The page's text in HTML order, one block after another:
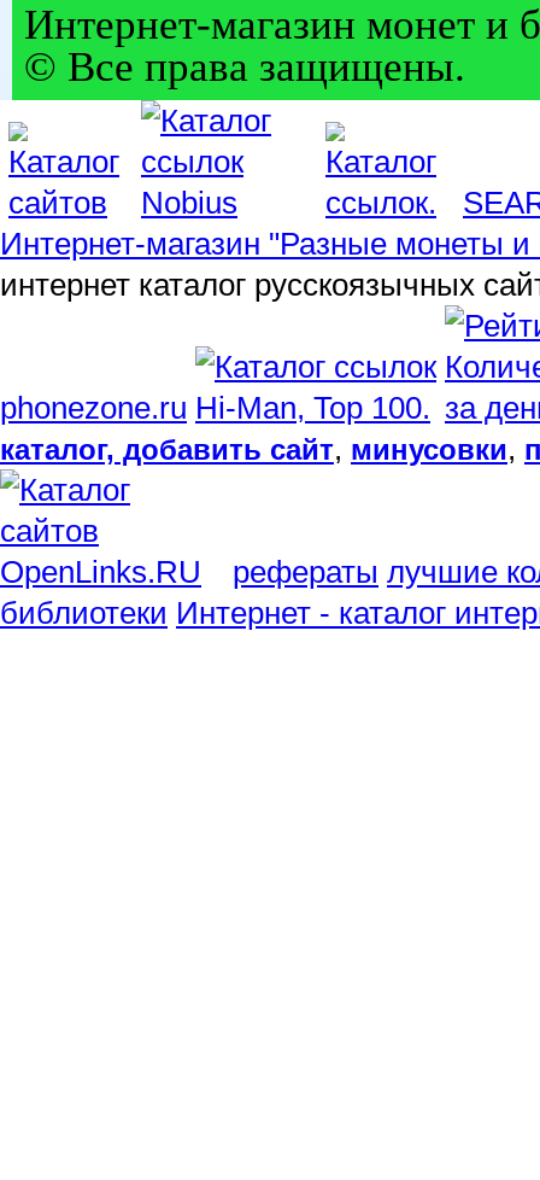
Интернет-магазин монет и
© Все права защищены.
Интернет-магазин "Разные монеты и
интернет каталог русскоязычных
phonezone.ru
каталог, добавить сайт, минусовки,
рефераты лучшие
библиотеки Интернет - каталог